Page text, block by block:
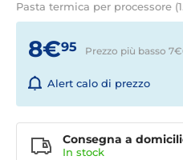
Pasta termica per processore
8€95 Prezzo più basso
Alert calo di prezzo
Consegna a
In stock